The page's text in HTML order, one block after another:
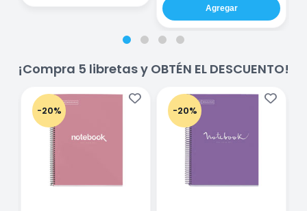
Agregar
¡Compra 5 libretas y OBTÉN EL DESCUENTO!
-20% -20%